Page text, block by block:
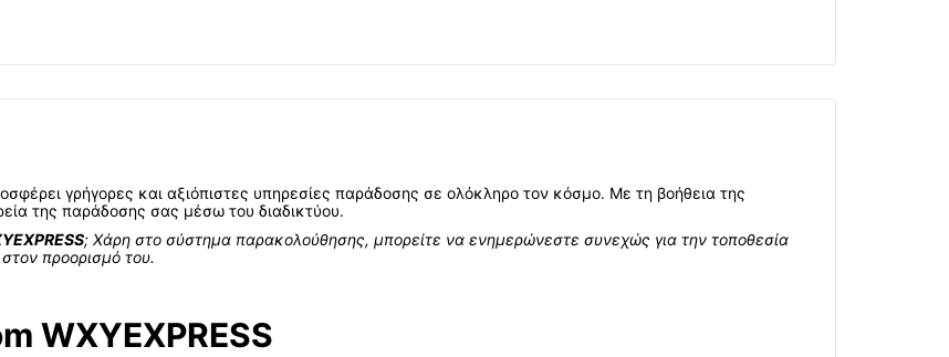
γρήγορες και αξιόπιστες υπηρεσίες παράδοσης σε ολόκληρο τον κόσμο. Με τη βοήθεια της
της παράδοσης σας μέσω του διαδικτύου.
; Χάρη στο σύστημα παρακολούθησης, μπορείτε να ενημερώνεστε συνεχώς για την τοποθεσία
προορισμό του.
WXYEXPRESS